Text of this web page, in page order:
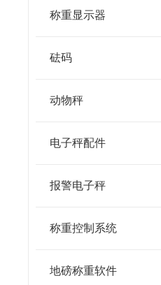
称重显示器
砝码
动物秤
电子秤配件
报警电子秤
称重控制系统
地磅称重软件